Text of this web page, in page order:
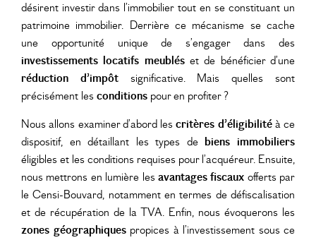
désirent investir dans l’immobiliertout en se constituant un
patrimoine immobilier. Derrière ce mécanisme se cache
une opportunité unique de s’engager dans des
investissements locatifs meubléset de bénéficier d’une
réduction d’impôtsignificative. Mais quelles sont
précisément les conditions pour en profiter ?
Nous allons examiner d’abord lescritères d’éligibilitéà ce
dispositif, en détaillant les types de biens immobiliers
éligibles et les conditions requises pour l’acquéreur. Ensuite,
nous mettrons en lumière les avantages fiscaux offerts par
le Censi-Bouvard, notamment en termes de défiscalisation
et de récupération de la TVA. Enfin, nous évoquerons les
zones géographiquespropices à l’investissement sous ce